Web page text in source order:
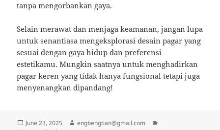
tanpa mengorbankan gaya.
Selain merawat dan menjaga keamanan, jangan lupa
untuk senantiasa mengeksplorasi desain pagar yang
sesuai dengan gaya hidup dan preferensi
estetikamu. Mungkin saatnya untuk menghadirkan
pagar keren yang tidak hanya fungsional tetapi juga
menyenangkan dipandang!
Posted
June 23, 2025 Author
engbengtian@gmail.com